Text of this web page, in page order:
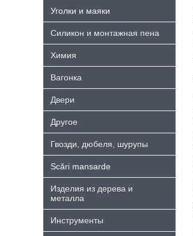
Уголки и маяки
Силикон и монтажная пена
Химия
Bагонка
Двери
Другое
Гвозди, дюбеля, шурупы
Scări mansarde
Изделия из дерева и
металла
Инструменты